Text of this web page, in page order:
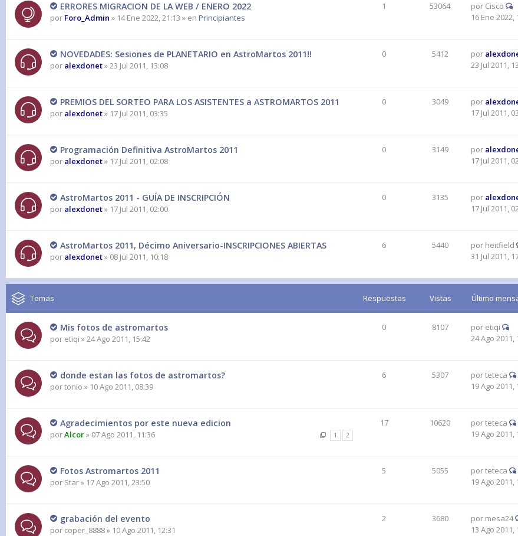
ERRORES MIGRACION DE LA WEB / ENERO 2022
por Foro_Admin » 14 Ene 2022, 21:13 » en Principiantes
1 53064 por Cisco
16 Ene 2022,
NOVEDADES: Sesiones de PLANETARIO en AstroMartos 2011!!
por alexdonet» 23 Jul 2011, 13:08
0 5412 por
23 Jul 2011,
PREMIOS DEL SORTEO PARA LOS ASISTENTES a ASTROMARTOS 2011
por alexdonet» 17 Jul 2011, 03:35
0 3049 por
17 Jul 2011,
Programación Definitiva AstroMartos 2011
por alexdonet» 17 Jul 2011, 02:08
0 3149 por
17 Jul 2011,
AstroMartos 2011 - GUÍA DE INSCRIPCIÓN
por alexdonet» 17 Jul 2011, 02:00
0 3135 por
17 Jul 2011,
AstroMartos 2011, Décimo Aniversario-INSCRIPCIONES ABIERTAS
por alexdonet» 08 Jul 2011, 10:18
6 5440 por heitfield
31 Jul 2011,
Temas Respuestas Vistas Último
Mis fotos de astromartos
por etiqi » 24 Ago 2011, 15:42
0 8107 por etiqi
24 Ago 2011,
donde estan las fotos de astromartos?
portonio » 10 Ago 2011, 08:39
6 5307 porteteca
19 Ago 2011,
Agradecimientos por este nueva edicion
1 2
porAlcor» 07 Ago 2011, 11:36
17 10620 porteteca
19 Ago 2011,
Fotos Astromartos 2011
por Star» 17 Ago 2011, 23:50
5 5055 porteteca
19 Ago 2011,
grabación del evento
por coper_8888» 10 Ago 2011, 12:31
2 3680 por mesa24
13 Ago 2011,